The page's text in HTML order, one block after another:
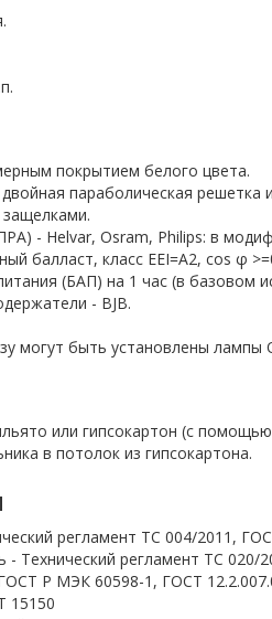
покрытием белого цвета.
параболическая
- Helvar, Osram, Philips: в
балласт, класс EEI=A2, cos φ
(БАП) на 1 час (в базовом
- BJB.
могут быть установлены лампы
или гипсокартон (с
в потолок из гипсокартона.
регламент ТС 004/2011,
Технический регламент ТС 020/
Р МЭК 60598-1, ГОСТ
15150